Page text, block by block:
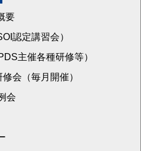
要
認定講習会）
主催各種研修等）
会（毎月開催）
会